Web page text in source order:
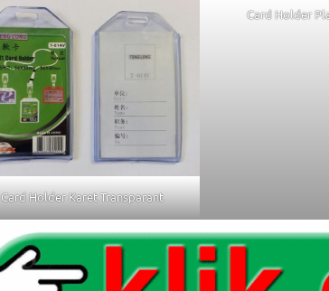
Card Holder Karet Transparant
Card Holder